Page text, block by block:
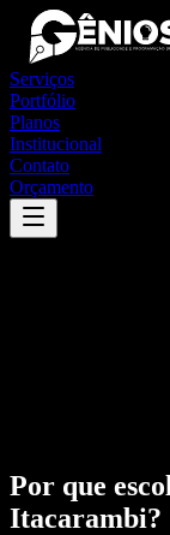
Serviços
Portfólio
Planos
Institucional
Contato
Orçamento
Por que
Itacarambi?